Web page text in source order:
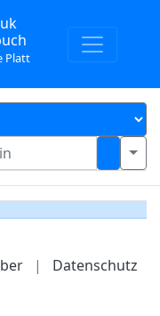
Platt
| Datenschutz